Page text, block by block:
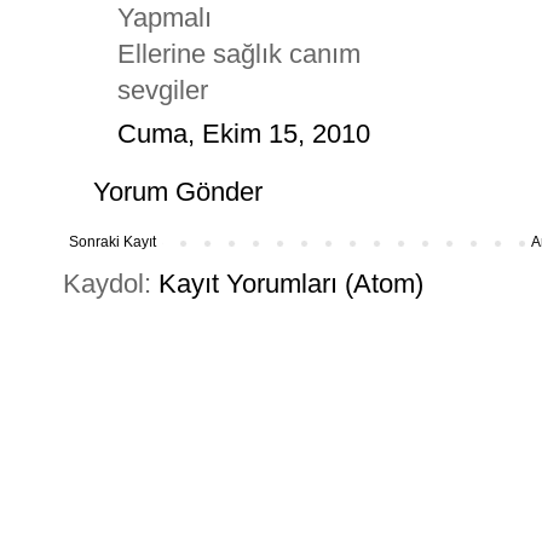
Yapmalı
Ellerine sağlık canım
sevgiler
Cuma, Ekim 15, 2010
Yorum Gönder
Sonraki Kayıt
Kaydol: Kayıt Yorumları (Atom)